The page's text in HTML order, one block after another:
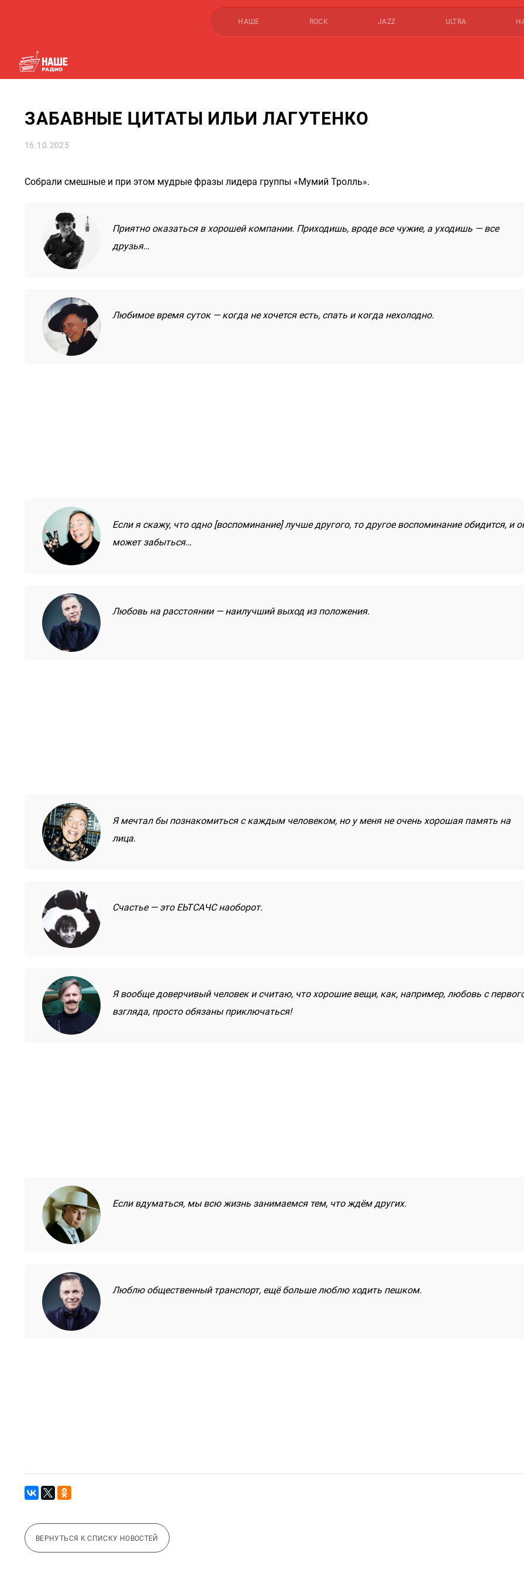
НАШЕ ROCK JAZZ ULTRA
ЗАБАВНЫЕ ЦИТАТЫ ИЛЬИ ЛАГУТЕНКО
16.10.2025
Собрали смешные и при этом мудрые фразы лидера группы «Мумий Тролль».
Приятно оказаться в хорошей компании. Приходишь, вроде все чужие, а уходишь — все
друзья…
Любимое время суток — когда не хочется есть, спать и когда нехолодно.
Если я скажу, что одно [воспоминание] лучше другого, то другое воспоминание обидится, и
может забыться…
Любовь на расстоянии — наилучший выход из положения.
Я мечтал бы познакомиться с каждым человеком, но у меня не очень хорошая память на
лица.
Счастье — это ЕЬТСАЧС наоборот.
Я вообще доверчивый человек и считаю, что хорошие вещи, как, например, любовь с
взгляда, просто обязаны приключаться!
Если вдуматься, мы всю жизнь занимаемся тем, что ждём других.
Люблю общественный транспорт, ещё больше люблю ходить пешком.
ВЕРНУТЬСЯ К СПИСКУ НОВОСТЕЙ